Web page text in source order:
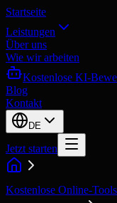
Startseite
Leistungen
Über uns
Wie wir arbeiten
Kostenlose KI-
Blog
Kontakt
DE
Jetzt starten
Kostenlose Online-Tools